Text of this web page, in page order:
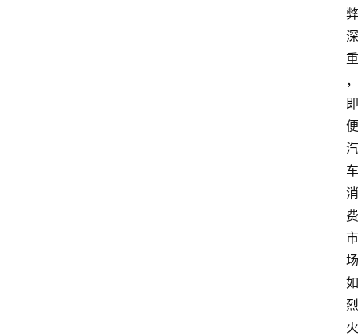
弊
深
重
，
即
便
汽
车
消
费
市
场
如
烈
火